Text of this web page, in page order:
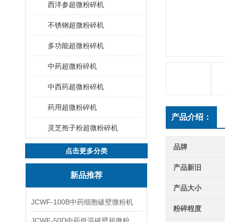
西洋参超微粉碎机
不锈钢超微粉碎机
多功能超微粉碎机
中药超微粉碎机
中西药超微粉碎机
药用超微粉碎机
灵芝孢子粉超微粉碎机
点击更多分类
新品推荐
JCWF-100B中药细胞破壁微粉机
产品介绍：
品牌
产品新旧
产品大小
粉碎程度